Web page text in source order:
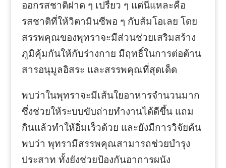
ออกรสชาติฝาด ๆ เปรี้ยว ๆ แต่นี่แหละคือ
รสชาติที่ให้วิตามินซีพอ ๆ กับส้มโอเลย โดย
สรรพคุณของพุทราจะมีส่วนช่วยเสริมสร้าง
ภูมิคุ้มกันให้กับร่างกาย มีฤทธิ์ในการต่อต้าน
สารอนุมูลอิสระ และสรรพคุณที่สุดเด็ด
พบว่าในพุทราจะมีเส้นใยอาหารจำนวนมาก
ซึ่งช่วยให้ระบบขับถ่ายทำงานได้ดีขึ้น แถม
กินแล้วทำให้อิ่มเร็วด้วย และยังมีการวิจัยค้น
พบว่า พุทรามีสรรพคุณสามารถช่วยบำรุง
ประสาท ทั้งยังช่วยป้องกันอาการผนัง